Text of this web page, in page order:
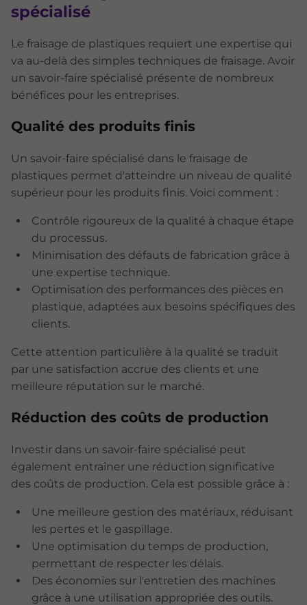
spécialisé
Le fraisage de plastiques requiert une expertise qui
va au-delà des simples techniques de fraisage. Avoir
un savoir-faire spécialisé présente de nombreux
bénéfices pour les entreprises.
Qualité des produits finis
Un savoir-faire spécialisé dans le fraisage de
plastiques permet d'atteindre un niveau de qualité
supérieur pour les produits finis. Voici comment :
Contrôle rigoureux de la qualité à chaque étape
du processus.
Minimisation des défauts de fabrication grâce à
une expertise technique.
Optimisation des performances des pièces en
plastique, adaptées aux besoins spécifiques des
clients.
Cette attention particulière à la qualité se traduit
par une satisfaction accrue des clients et une
meilleure réputation sur le marché.
Réduction des coûts de production
Investir dans un savoir-faire spécialisé peut
également entraîner une réduction significative
des coûts de production. Cela est possible grâce à :
Une meilleure gestion des matériaux, réduisant
les pertes et le gaspillage.
Une optimisation du temps de production,
permettant de respecter les délais.
Des économies sur l'entretien des machines
grâce à une utilisation appropriée des outils.